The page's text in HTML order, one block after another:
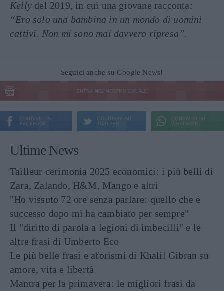
Kelly del 2019, in cui una giovane racconta:
“Ero solo una bambina in un mondo di uomini
cattivi. Non mi sono mai davvero ripresa”.
Seguici anche su Google News!
ENTRA NEL NOSTRO CANALE
CONDIVIDI SU
FACEBOOK
CONDIVIDI SU
TWITTER
CONDIVIDI SU
WHATSAPP
Ultime News
Tailleur cerimonia 2025 economici: i più belli di
Zara, Zalando, H&M, Mango e altri
"Ho vissuto 72 ore senza parlare: quello che è
successo dopo mi ha cambiato per sempre"
Il "diritto di parola a legioni di imbecilli" e le
altre frasi di Umberto Eco
Le più belle frasi e aforismi di Khalil Gibran su
amore, vita e libertà
Mantra per la primavera: le migliori frasi da